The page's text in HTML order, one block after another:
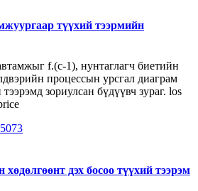
түүхий тээрмийн
f.(c-1), нунтаглагч биетийн
процессын урсгал диаграм
зориулсан бүдүүвч зураг. los
дэх босоо түүхий тээрэм